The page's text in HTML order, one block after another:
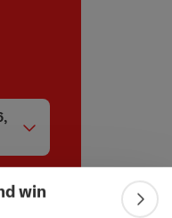
win
,